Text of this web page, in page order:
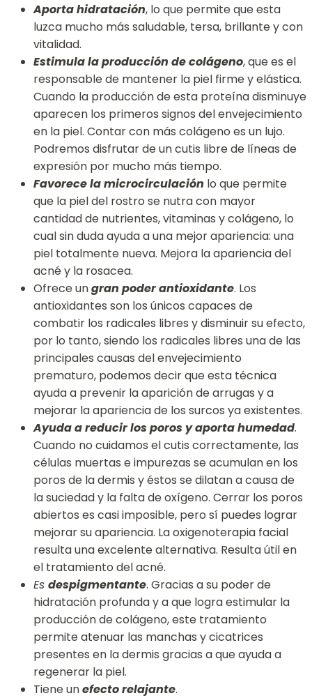
Aporta hidratación, lo que permite que esta
luzca mucho más saludable, tersa, brillante y con
vitalidad.
Estimula la producción de colágeno, que es el
responsable de mantener la piel firme y elástica.
Cuando la producción de esta proteína disminuye
aparecen los primeros signos del envejecimiento
en la piel. Contar con más colágeno es un lujo.
Podremos disfrutar de un cutis libre de líneas de
expresión por mucho más tiempo.
Favorece la microcirculación lo que permite
que la piel del rostro se nutra con mayor
cantidad de nutrientes, vitaminas y colágeno, lo
cual sin duda ayuda a una mejor apariencia: una
piel totalmente nueva. Mejora la apariencia del
acné y la rosacea.
Ofrece ungran poder antioxidante. Los
antioxidantes son los únicos capaces de
combatir los radicales libres y disminuir su efecto,
por lo tanto, siendo los radicales libres una de las
principales causas del envejecimiento
prematuro, podemos decir que esta técnica
ayuda a prevenir la aparición de arrugas y a
mejorar la apariencia de los surcos ya existentes.
Ayuda a reducir los poros y aporta humedad.
Cuando no cuidamos el cutis correctamente, las
células muertas e impurezas se acumulan en los
poros de la dermis y éstos se dilatan a causa de
la suciedad y la falta de oxígeno. Cerrar los poros
abiertos es casi imposible, pero sí puedes lograr
mejorar su apariencia. La oxigenoterapia facial
resulta una excelente alternativa. Resulta útil en
el tratamiento del acné.
Es despigmentante. Gracias a su poder de
hidratación profunda y a que logra estimular la
producción de colágeno, este tratamiento
permite atenuar las manchas y cicatrices
presentes en la dermis gracias a que ayuda a
regenerar la piel.
Tiene unefecto relajante.